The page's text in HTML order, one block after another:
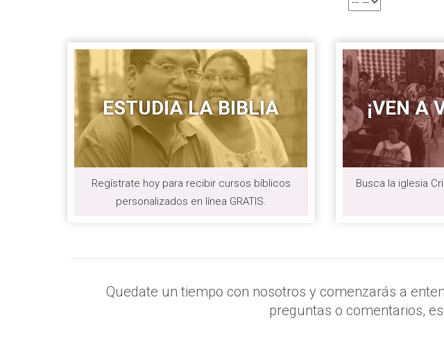
ESTUDIA LA BIBLIA
Regístrate hoy para recibir cursos bíblicos
personalizados en línea GRATIS.
¡VEN A
Busca la iglesia
Quedate un tiempo con nosotros y comenzarás a
preguntas o comentarios,